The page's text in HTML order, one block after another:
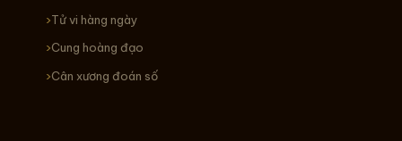
Tử vi hàng ngày
Cung hoàng đạo
Cân xương đoán số